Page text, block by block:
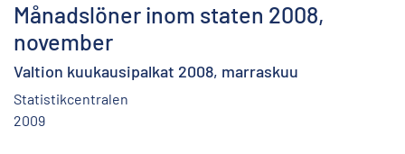
Månadslöner inom staten 2008,
november
Valtion kuukausipalkat 2008, marraskuu
Statistikcentralen
2009